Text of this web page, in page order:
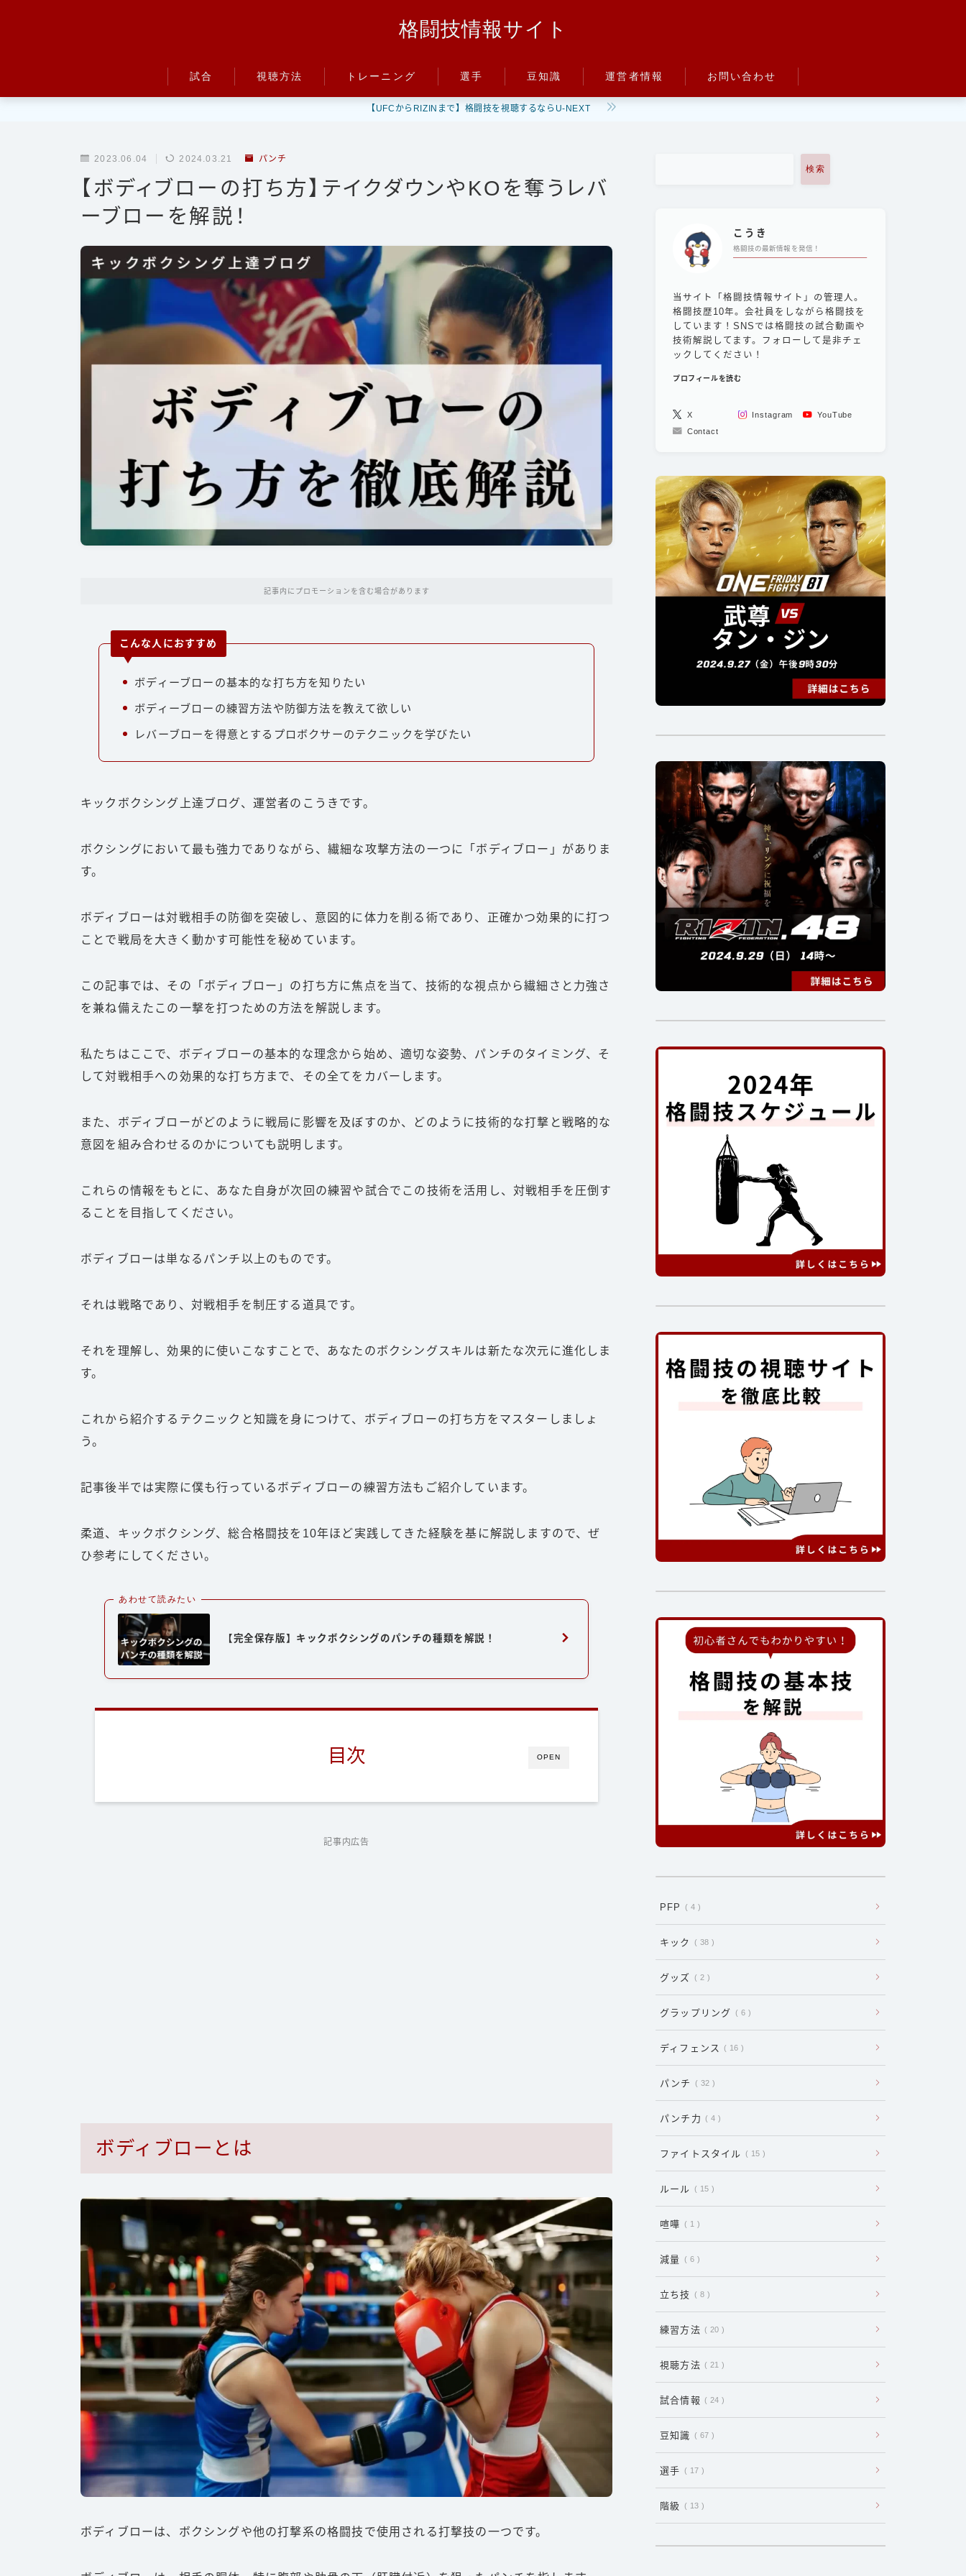
格闘技情報サイト
試合
BreakingDown
視聴方法 トレーニング 選手
朝倉未来
ファイトスタイル
豆知識
ルール
喧嘩
運営者情報 お問い合わせ
【UFCからRIZINまで】格闘技を視聴するならU-NEXT
2023.06.04 2024.03.21 パンチ
【ボディブローの打ち方】テイクダウンやKOを奪うレバ
ーブローを解説！
記事内にプロモーションを含む場合があります
こんな人におすすめ
ボディーブローの基本的な打ち方を知りたい
ボディーブローの練習方法や防御方法を教えて欲しい
レバーブローを得意とするプロボクサーのテクニックを学びたい
キックボクシング上達ブログ、運営者のこうきです。
ボクシングにおいて最も強力でありながら、繊細な攻撃方法の一つに「ボディブロー」がありま
す。
ボディブローは対戦相手の防御を突破し、意図的に体力を削る術であり、正確かつ効果的に打つ
ことで戦局を大きく動かす可能性を秘めています。
この記事では、その「ボディブロー」の打ち方に焦点を当て、技術的な視点から繊細さと力強さ
を兼ね備えたこの一撃を打つための方法を解説します。
私たちはここで、ボディブローの基本的な理念から始め、適切な姿勢、パンチのタイミング、そ
して対戦相手への効果的な打ち方まで、その全てをカバーします。
また、ボディブローがどのように戦局に影響を及ぼすのか、どのように技術的な打撃と戦略的な
意図を組み合わせるのかについても説明します。
これらの情報をもとに、あなた自身が次回の練習や試合でこの技術を活用し、対戦相手を圧倒す
ることを目指してください。
ボディブローは単なるパンチ以上のものです。
それは戦略であり、対戦相手を制圧する道具です。
それを理解し、効果的に使いこなすことで、あなたのボクシングスキルは新たな次元に進化しま
す。
これから紹介するテクニックと知識を身につけて、ボディブローの打ち方をマスターしましょ
う。
記事後半では実際に僕も行っているボディブローの練習方法もご紹介しています。
柔道、キックボクシング、総合格闘技を10年ほど実践してきた経験を基に解説しますので、ぜ
ひ参考にしてください。
あわせて読みたい
【完全保存版】キックボクシングのパンチの種類を解説！
OPEN
目次
記事内広告
ボディブローとは
ボディブローは、ボクシングや他の打撃系の格闘技で使用される打撃技の一つです。
検索
こうき
格闘技の最新情報を発信！
当サイト「格闘技情報サイト」の管理人。
格闘技歴10年。会社員をしながら格闘技を
しています！SNSでは格闘技の試合動画や
技術解説してます。フォローして是非チェ
ックしてください！
プロフィールを読む
X Instagram
YouTube
Contact
PFP 4
キック 38
グッズ 2
グラップリング 6
ディフェンス 16
パンチ 32
パンチ力 4
ファイトスタイル 15
ルール 15
喧嘩 1
減量 6
立ち技 8
練習方法 20
視聴方法 21
試合情報 24
豆知識 67
選手 17
階級 13